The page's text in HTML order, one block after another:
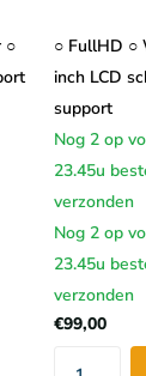
○
○ FullHD ○
inch LCD
support
Nog 2 op
23.45u
verzonden
Nog 2 op
23.45u
verzonden
€99,00